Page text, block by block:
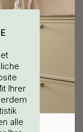
Ihrer
alle